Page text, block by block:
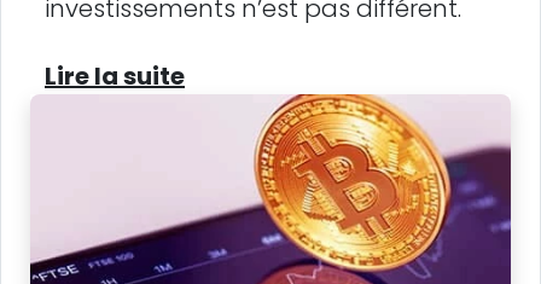
investissements n’est pas différent.
Lire la suite